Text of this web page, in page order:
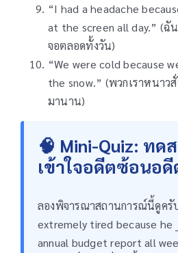
“I had a headache
at the screen all day.” (ฉั
จอตลอดทั้งวัน)
“We were cold because
the snow.” (พวกเราหนาว
มานาน)
🧠 Mini-Quiz: ทด
เข้าใจอดีตซ้อนอดี
ลองพิจารณาสถานการณ์นี้ดูครั
extremely tired because he
annual budget report all